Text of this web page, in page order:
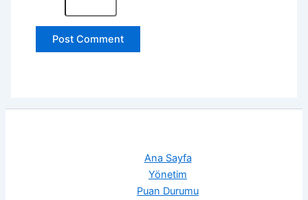
Ana Sayfa
Yönetim
Puan Durumu